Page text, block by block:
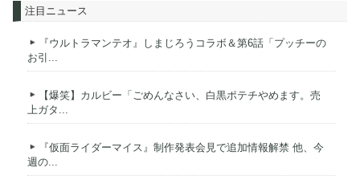
注目ニュース
『ウルトラマンテオ』しまじろうコラボ＆第6話「プッチーの
お引...
【爆笑】カルビー「ごめんなさい、白黒ポテチやめます。売
上ガタ...
『仮面ライダーマイス』制作発表会見で追加情報解禁 他、今
週の...